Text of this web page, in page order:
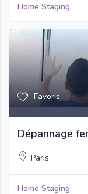
Home Staging
Favoris
Dépannage
Paris
Home Staging